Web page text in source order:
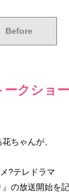
Before
クショー
ちゃんが、
?テレドラマ
』の放送開始を